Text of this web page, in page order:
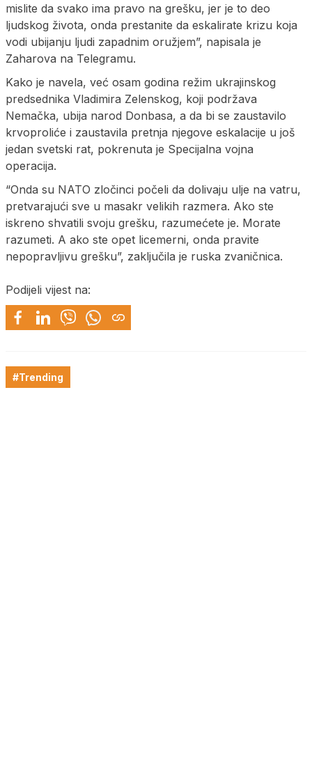
mislite da svako ima pravo na grešku, jer je to deo
ljudskog života, onda prestanite da eskalirate krizu koja
vodi ubijanju ljudi zapadnim oružjem”, napisala je
Zaharova na Telegramu.
Kako je navela, već osam godina režim ukrajinskog
predsednika Vladimira Zelenskog, koji podržava
Nemačka, ubija narod Donbasa, a da bi se zaustavilo
krvoproliće i zaustavila pretnja njegove eskalacije u još
jedan svetski rat, pokrenuta je Specijalna vojna
operacija.
“Onda su NATO zločinci počeli da dolivaju ulje na vatru,
pretvarajući sve u masakr velikih razmera. Ako ste
iskreno shvatili svoju grešku, razumećete je. Morate
razumeti. A ako ste opet licemerni, onda pravite
nepopravljivu grešku”, zaključila je ruska zvaničnica.
Podijeli vijest na:
#Trending